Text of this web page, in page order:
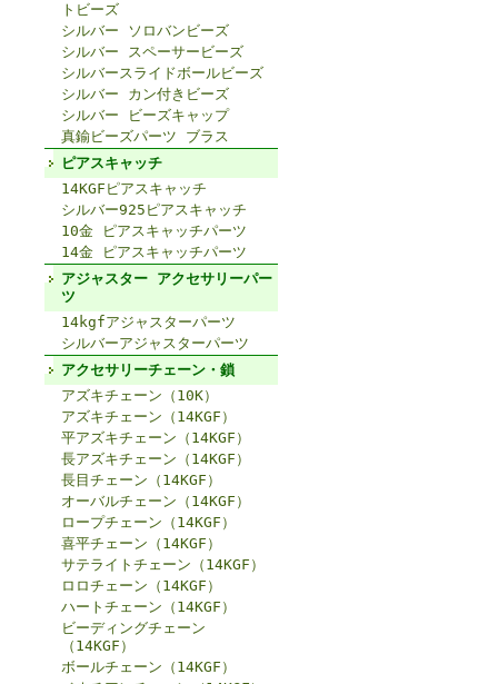
トビーズ
シルバー ソロバンビーズ
シルバー スペーサービーズ
シルバースライドボールビーズ
シルバー カン付きビーズ
シルバー ビーズキャップ
真鍮ビーズパーツ ブラス
ピアスキャッチ
14KGFピアスキャッチ
シルバー925ピアスキャッチ
10金 ピアスキャッチパーツ
14金 ピアスキャッチパーツ
アジャスター アクセサリーパー
ツ
14kgfアジャスターパーツ
シルバーアジャスターパーツ
アクセサリーチェーン・鎖
アズキチェーン（10K）
アズキチェーン（14KGF）
平アズキチェーン（14KGF）
長アズキチェーン（14KGF）
長目チェーン（14KGF）
オーバルチェーン（14KGF）
ロープチェーン（14KGF）
喜平チェーン（14KGF）
サテライトチェーン（14KGF）
ロロチェーン（14KGF）
ハートチェーン（14KGF）
ビーディングチェーン
（14KGF）
ボールチェーン（14KGF）